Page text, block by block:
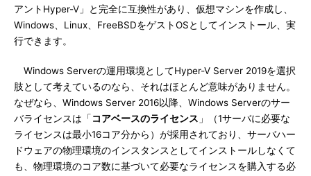
アントHyper-V」と完全に互換性があり、仮想マシンを作成し、
Windows、Linux、FreeBSDをゲストOSとしてインストール、実
行できます。
Windows Serverの運用環境としてHyper-V Server 2019を選択
肢として考えているのなら、それはほとんど意味がありません。
なぜなら、Windows Server 2016以降、Windows Serverのサー
バライセンスは「 コアベースのライセンス 」（1サーバに必要な
ライセンスは最小16コア分から）が採用されており、サーバハー
ドウェアの物理環境のインスタンスとしてインストールしなくて
も、物理環境のコア数に基づいて必要なライセンスを購入する必